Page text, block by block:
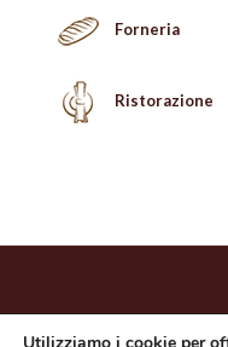
Forneria
Ristorazione